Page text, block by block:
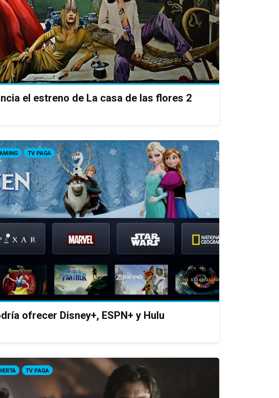
el estreno de La casa de las flores 2
TV PAGA
ofrecer Disney+, ESPN+ y Hulu
TV PAGA